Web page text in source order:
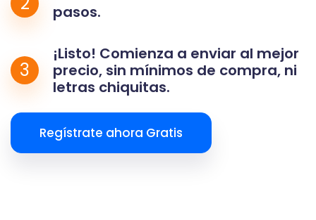
pasos.
3
¡Listo! Comienza a enviar al mejor
precio, sin mínimos de compra, ni
letras chiquitas.
Regístrate ahora Gratis